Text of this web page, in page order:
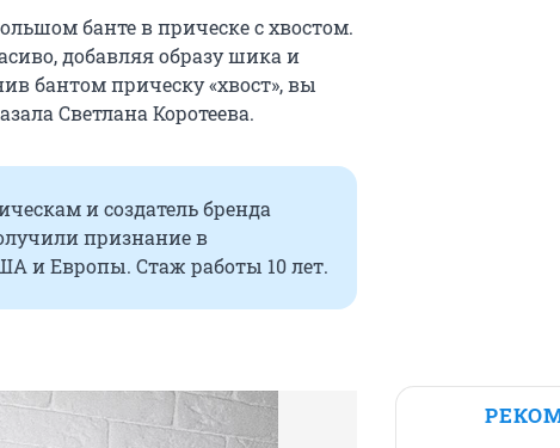
банте в прическе с хвостом.
добавляя образу шика и
бантом прическу «хвост», вы
Светлана Коротеева.
и создатель бренда
признание в
и Европы. Стаж работы 10 лет.